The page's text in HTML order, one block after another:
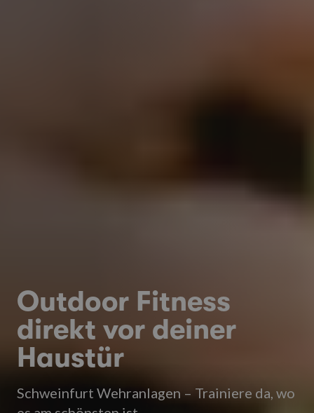
Outdoor Fitness
direkt vor deiner
Haustür
Schweinfurt Wehranlagen – Trainiere da, wo